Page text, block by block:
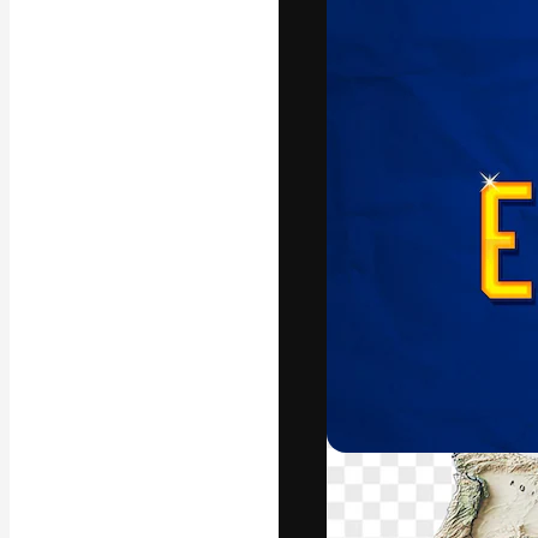
La plateforme
vos meilleurs
d’abonnés :
Copyright © 2010-